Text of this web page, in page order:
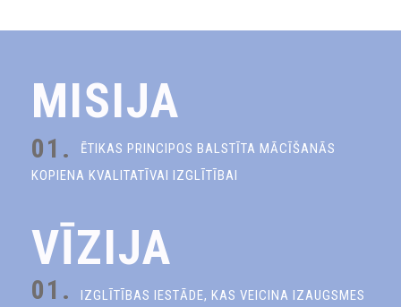
MISIJA
01.
ĒTIKAS PRINCIPOS BALSTĪTA MĀCĪŠANĀS
KOPIENA KVALITATĪVAI IZGLĪTĪBAI
VĪZIJA
01.
IZGLĪTĪBAS IESTĀDE, KAS VEICINA IZAUGSMES